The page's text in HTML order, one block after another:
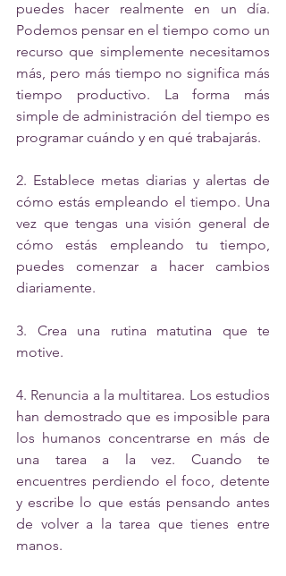
puedes hacer realmente en un día.
Podemos pensar en el tiempo como un
recurso que simplemente necesitamos
más, pero más tiempo no significa más
tiempo productivo. La forma más
simple de administración del tiempo es
programar cuándo y en qué trabajarás.
2. Establece metas diarias y alertas de
cómo estás empleando el tiempo. Una
vez que tengas una visión general de
cómo estás empleando tu tiempo,
puedes comenzar a hacer cambios
diariamente.
3. Crea una rutina matutina que te
motive.
4. Renuncia a la multitarea. Los estudios
han demostrado que es imposible para
los humanos concentrarse en más de
una tarea a la vez. Cuando te
encuentres perdiendo el foco, detente
y escribe lo que estás pensando antes
de volver a la tarea que tienes entre
manos.